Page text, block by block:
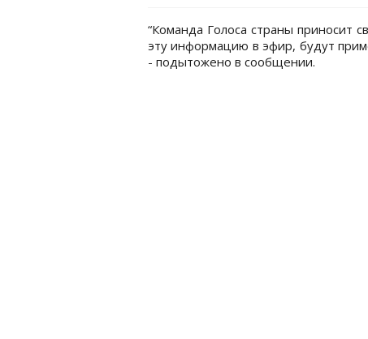
“Команда Голоса страны приносит
эту информацию в эфир, будут
- подытожено в сообщении.